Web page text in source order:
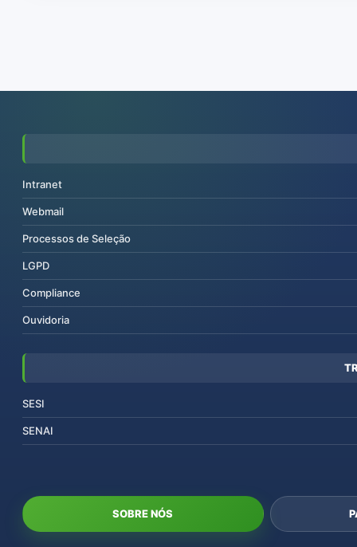
Intranet
Webmail
Processos de Seleção
LGPD
Compliance
Ouvidoria
SESI
SENAI
SOBRE NÓS